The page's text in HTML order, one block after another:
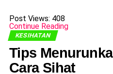
Post Views: 408
Continue Reading
KESIHATAN
Tips
Cara Sihat